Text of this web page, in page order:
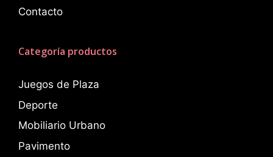
Contacto
Categoría productos
Juegos de Plaza
Deporte
Mobiliario Urbano
Pavimento